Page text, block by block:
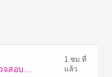
จสอบ
1 ชม.ที่
แล้ว